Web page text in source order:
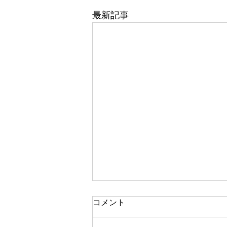
最新記事
東武百貨店 船橋店 1階 5番
コメント